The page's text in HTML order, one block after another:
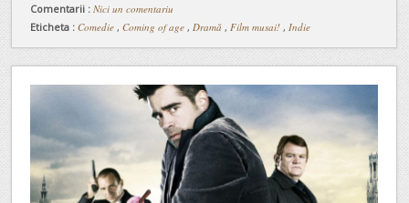
Comentarii : Nici un comentariu
Eticheta : Comedie , Coming of age , Dramă , Film musai! , Indie